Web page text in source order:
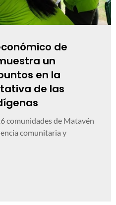
de
un
en la
de las
comunidades de Matavén
comunitaria y